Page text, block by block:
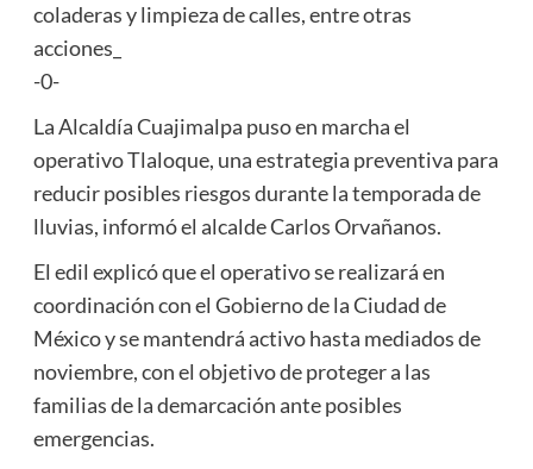
coladeras y limpieza de calles, entre otras
acciones_
-0-
La Alcaldía Cuajimalpa puso en marcha el
operativo Tlaloque, una estrategia preventiva para
reducir posibles riesgos durante la temporada de
lluvias, informó el alcalde Carlos Orvañanos.
El edil explicó que el operativo se realizará en
coordinación con el Gobierno de la Ciudad de
México y se mantendrá activo hasta mediados de
noviembre, con el objetivo de proteger a las
familias de la demarcación ante posibles
emergencias.